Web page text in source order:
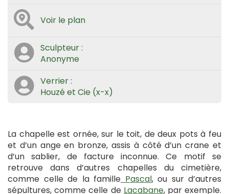
Voir le plan
Sculpteur :
Anonyme
Verrier :
Houzé et Cie (x-x)
La chapelle est ornée, sur le toit, de deux pots à feu
et d’un ange en bronze, assis à côté d’un crane et
d’un sablier, de facture inconnue. Ce motif se
retrouve dans d’autres chapelles du cimetière,
comme celle de la famille Pascal, ou sur d’autres
sépultures, comme celle de Lacabane, par exemple.